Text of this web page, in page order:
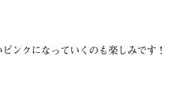
ンクになっていくのも楽しみです！